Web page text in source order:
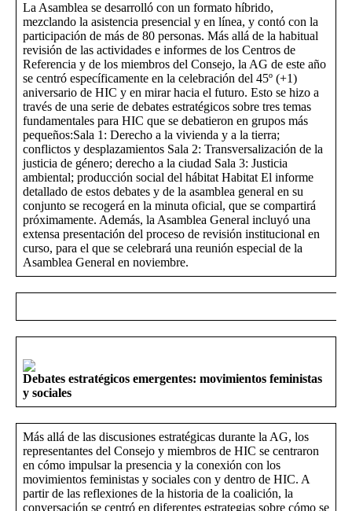
La Asamblea se desarrolló con un formato híbrido,
mezclando la asistencia presencial y en línea, y contó con la
participación de más de 80 personas. Más allá de la habitual
revisión de las actividades e informes de los Centros de
Referencia y de los miembros del Consejo, la AG de este año
se centró específicamente en la celebración del 45º (+1)
aniversario de HIC y en mirar hacia el futuro. Esto se hizo a
través de una serie de debates estratégicos sobre tres temas
fundamentales para HIC que se debatieron en grupos más
pequeños:Sala 1: Derecho a la vivienda y a la tierra;
conflictos y desplazamientos Sala 2: Transversalización de la
justicia de género; derecho a la ciudad Sala 3: Justicia
ambiental; producción social del hábitat Habitat El informe
detallado de estos debates y de la asamblea general en su
conjunto se recogerá en la minuta oficial, que se compartirá
próximamente. Además, la Asamblea General incluyó una
extensa presentación del proceso de revisión institucional en
curso, para el que se celebrará una reunión especial de la
Asamblea General en noviembre.
Debates estratégicos emergentes: movimientos feministas
y sociales
Más allá de las discusiones estratégicas durante la AG, los
representantes del Consejo y miembros de HIC se centraron
en cómo impulsar la presencia y la conexión con los
movimientos feministas y sociales con y dentro de HIC. A
partir de las reflexiones de la historia de la coalición, la
conversación se centró en diferentes estrategias sobre cómo se